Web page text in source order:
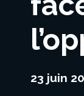
23 juin